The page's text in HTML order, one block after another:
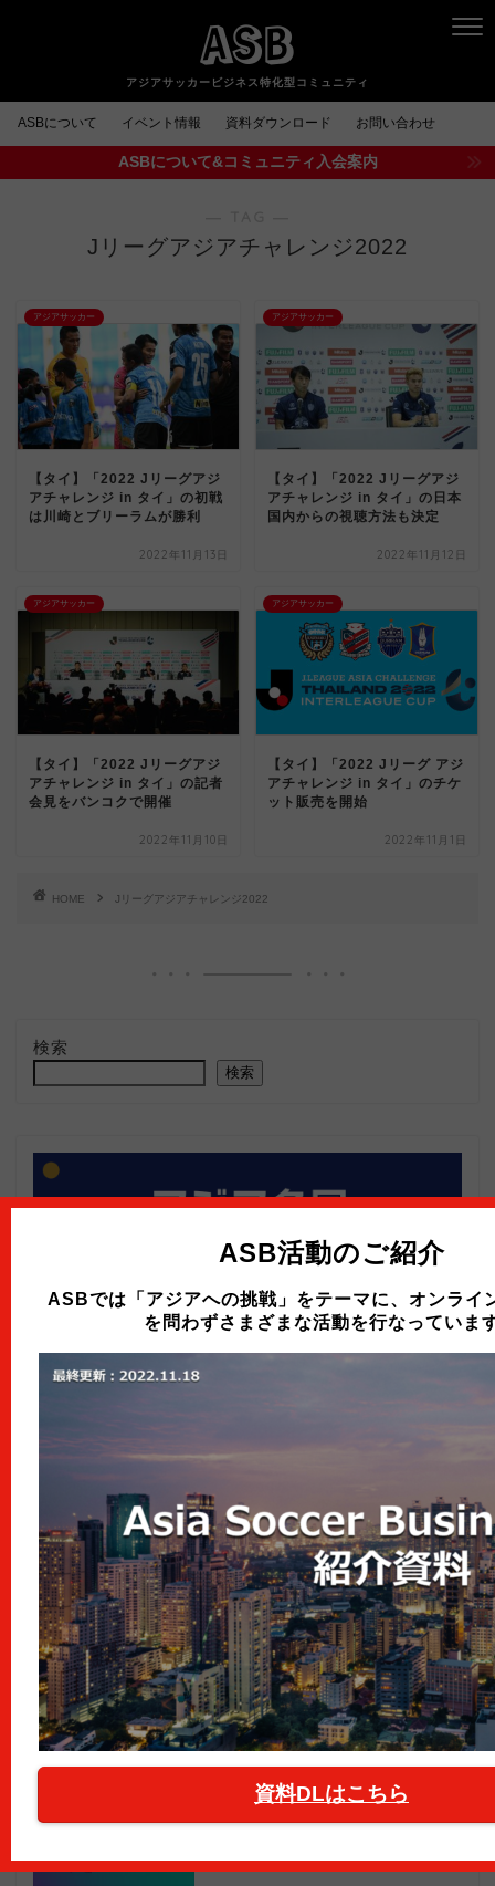
ASB
ASBについて イベント情報 資料ダウンロード お問い合わせ
ASBについて&コミュニティ入会案内
Jリーグアジアチャレンジ2022
アジアサッカー
【タイ】「2022 Jリーグアジ
アチャレンジ in タイ」の初戦
は川崎とブリーラムが勝利
2022年11月13日
アジアサッカー
【タイ】「2022 Jリーグアジ
アチャレンジ in タイ」の日本
国内からの視聴方法も決定
2022年11月12日
アジアサッカー
【タイ】「2022 Jリーグアジ
アチャレンジ in タイ」の記者
会見をバンコクで開催
2022年11月10日
アジアサッカー
【タイ】「2022 Jリーグ アジ
アチャレンジ in タイ」のチケ
ット販売を開始
2022年11月1日
HOME Jリーグアジアチャレンジ2022
検索
検索
人気記事ランキング
【カタールW杯】公式スポンサー
全22社を国別に紹介
ASB活動のご紹介
ASBでは「アジアへの挑戦」をテーマに、オンライ
を問わずさまざまな活動を行なっていま
資料DLはこちら